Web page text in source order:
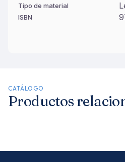
Tipo de material
ISBN
CATÁLOGO
Productos